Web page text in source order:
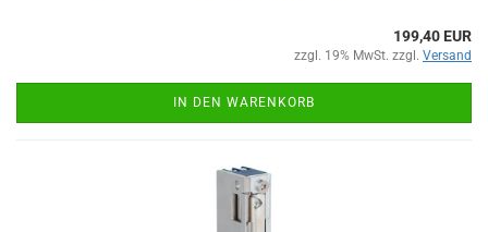
199,40 EUR
zzgl. 19% MwSt. zzgl. Versand
IN DEN WARENKORB